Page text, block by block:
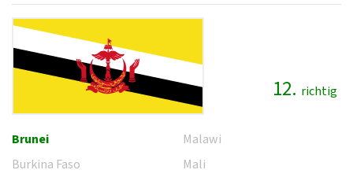
12. richtig
Brunei
Burkina Faso
Malawi
Mali